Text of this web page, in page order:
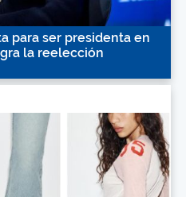
para ser presidenta en
la reelección